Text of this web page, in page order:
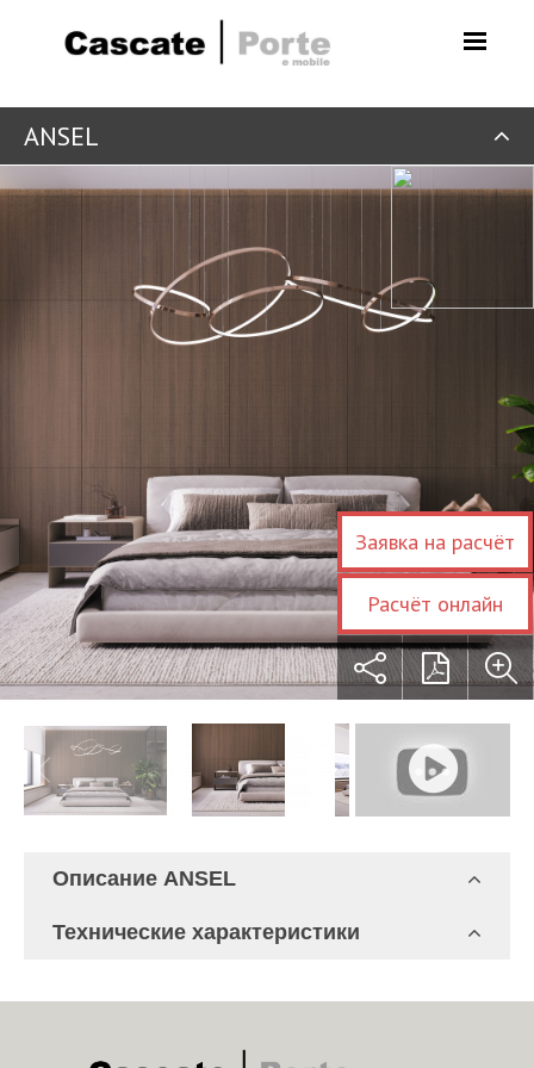
ANSEL
Заявка на расчёт
Расчёт онлайн
Описание ANSEL
Технические характеристики